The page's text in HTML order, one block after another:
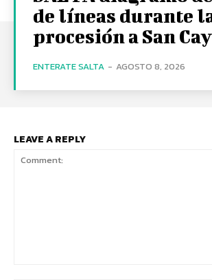
de líneas durante
procesión a San
ENTERATE SALTA - AGOSTO 8, 2026
LEAVE A REPLY